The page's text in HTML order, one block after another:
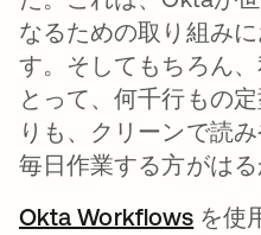
なるための取り組み
す。そしてもちろん
とって、何千行もの
りも、クリーンで読
毎日作業する方がはる
Okta Workflows 新し
を使